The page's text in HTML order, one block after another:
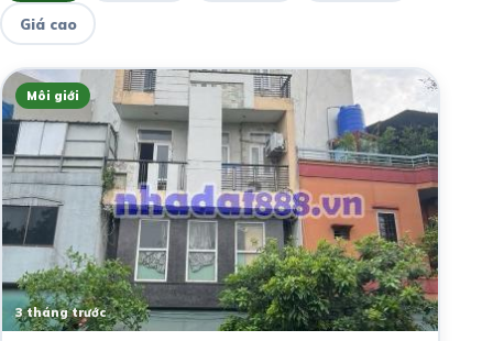
Giá cao
Môi giới
3 tháng trước